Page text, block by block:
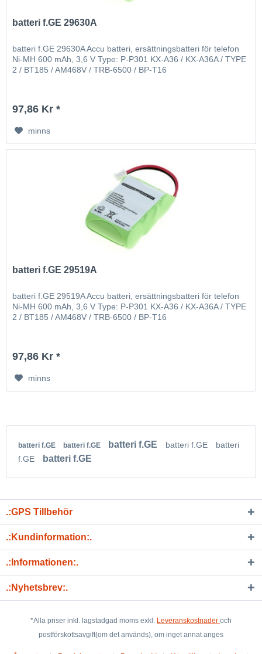
batteri f.GE 29630A
batteri f.GE 29630A Accu batteri, ersättningsbatteri för telefon
Ni-MH 600 mAh, 3,6 V Type: P-P301 KX-A36 / KX-A36A / TYPE
2 / BT185 / AM468V / TRB-6500 / BP-T16
97,86 Kr *
minns
batteri f.GE 29519A
batteri f.GE 29519A Accu batteri, ersättningsbatteri för telefon
Ni-MH 600 mAh, 3,6 V Type: P-P301 KX-A36 / KX-A36A / TYPE
2 / BT185 / AM468V / TRB-6500 / BP-T16
97,86 Kr *
minns
batteri f.GE batteri f.GE batteri f.GE batteri f.GE
batteri
f.GE
batteri f.GE
.:GPS Tillbehör
.:Kundinformation:.
.:Informationen:.
.:Nyhetsbrev:.
*Alla priser inkl. lagstadgad moms exkl. Leveranskostnader och
postförskottsavgift(om det används), om inget annat anges